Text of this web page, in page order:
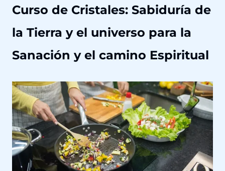
i
n
o
í
s
t
i
c
a
Curso de Cristales: Sabiduría de
la Tierra y el universo para la
Sanación y el camino Espiritual